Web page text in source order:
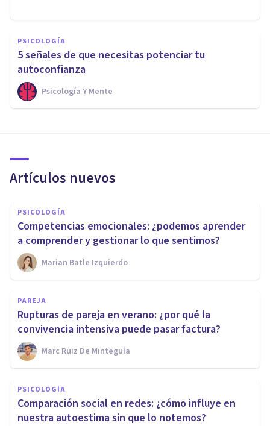
PSICOLOGÍA
5 señales de que necesitas potenciar tu
autoconfianza
Psicología Y Mente
Artículos nuevos
PSICOLOGÍA
Competencias emocionales: ¿podemos aprender
a comprender y gestionar lo que sentimos?
Marian Batle Izquierdo
PAREJA
Rupturas de pareja en verano: ¿por qué la
convivencia intensiva puede pasar factura?
Marc Ruiz De Minteguía
PSICOLOGÍA
Comparación social en redes: ¿cómo influye en
nuestra autoestima sin que lo notemos?